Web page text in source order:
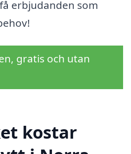
erbjudanden som
gratis och utan
kostar